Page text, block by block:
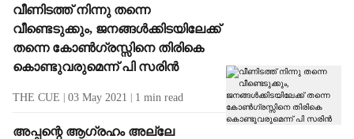
വീണിടത്ത് നിന്നു തന്നെ
വീണ്ടെടുക്കും, ജനങ്ങള്‍ക്കിടയിലേക്ക്
തന്നെ കോണ്‍ഗ്രസ്സിനെ തിരികെ
കൊണ്ടുവരുമെന്ന് പി സരിന്‍
THE CUE 03 May 2021 1 min read
അപ്പന്റെ ആഗ്രഹം അല്ലേ